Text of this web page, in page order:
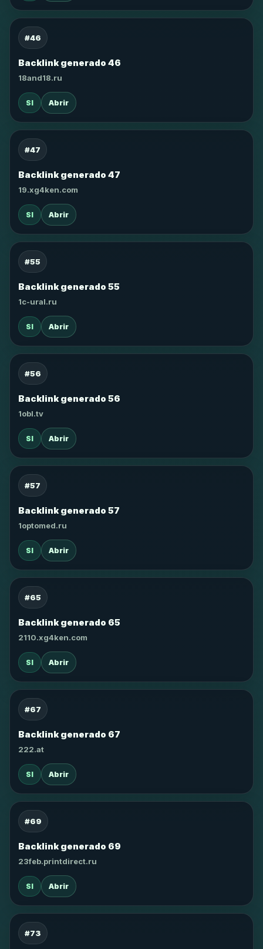
#46
Backlink generado 46
18and18.ru
SI Abrir
#47
Backlink generado 47
19.xg4ken.com
SI Abrir
#55
Backlink generado 55
1c-ural.ru
SI Abrir
#56
Backlink generado 56
1obl.tv
SI Abrir
#57
Backlink generado 57
1optomed.ru
SI Abrir
#65
Backlink generado 65
2110.xg4ken.com
SI Abrir
#67
Backlink generado 67
222.at
SI Abrir
#69
Backlink generado 69
23feb.printdirect.ru
SI Abrir
#73